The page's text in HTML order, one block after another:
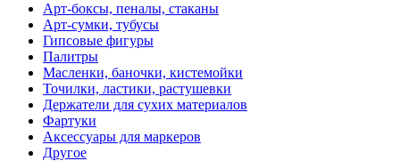
Арт-боксы, пеналы, стаканы
Арт-сумки, тубусы
Гипсовые фигуры
Палитры
Масленки, баночки, кистемойки
Точилки, ластики, растушевки
Держатели для сухих материалов
Фартуки
Аксессуары для маркеров
Другое